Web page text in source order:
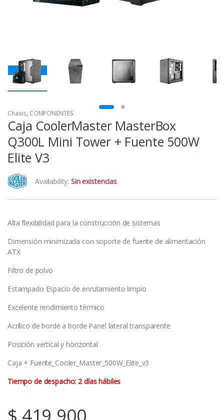
Chasis, COMPONENTES
Caja CoolerMaster MasterBox
Q300L Mini Tower + Fuente 500W
Elite V3
Availability:Sin existencias
Alta flexibilidad para la construcción de sistemas
Dimensión minimizada con soporte de fuente de alimentación
ATX
Filtro de polvo
Estampado Espacio de enrutamiento limpio
Excelente rendimiento térmico
Acrílico de borde a borde Panel lateral transparente
Posición vertical y horizontal
Caja + Fuente_Cooler_Master_500W_Elite_v3
Tiempo de despacho: 2 días hábiles